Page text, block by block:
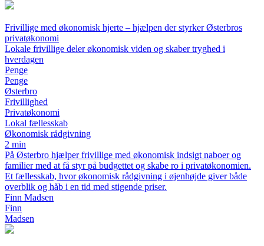
Frivillige med økonomisk hjerte – hjælpen der styrker Østerbros
privatøkonomi
Lokale frivillige deler økonomisk viden og skaber tryghed i
hverdagen
Penge
Penge
Østerbro
Frivillighed
Privatøkonomi
Lokal fællesskab
Økonomisk rådgivning
2 min
På Østerbro hjælper frivillige med økonomisk indsigt naboer og
familier med at få styr på budgettet og skabe ro i privatøkonomien.
Et fællesskab, hvor økonomisk rådgivning i øjenhøjde giver både
overblik og håb i en tid med stigende priser.
Finn Madsen
Finn
Madsen